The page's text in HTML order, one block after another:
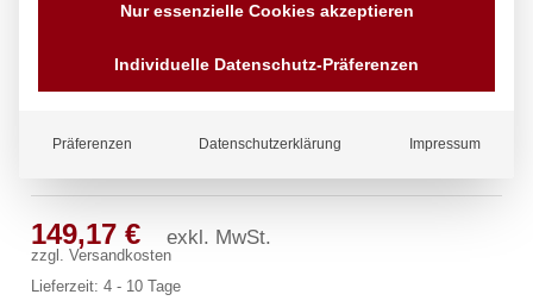
ecoSet Kneipp’sche Garnitur 1/2″
149,17€ exkl. MwSt.
zzgl.Versandkosten
Lieferzeit:4 - 10 Tage
Nur essenzielle Cookies akzeptieren
Individuelle Datenschutz-Präferenzen
Präferenzen Datenschutzerklärung Impressum